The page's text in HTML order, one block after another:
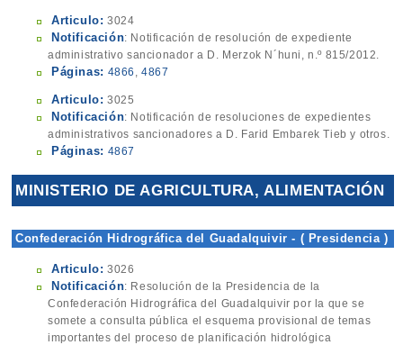
Articulo: 3024
Notificación: Notificación de resolución de expediente
administrativo sancionador a D. Merzok N´huni, n.º 815/2012.
Páginas: 4866 ,4867
Articulo: 3025
Notificación: Notificación de resoluciones de expedientes
administrativos sancionadores a D. Farid Embarek Tieb y otros.
Páginas: 4867
MINISTERIO DE AGRICULTURA, ALIMENTACIÓN
Confederación Hidrográfica del Guadalquivir - ( Presidencia )
Articulo: 3026
Notificación: Resolución de la Presidencia de la
Confederación Hidrográfica del Guadalquivir por la que se
somete a consulta pública el esquema provisional de temas
importantes del proceso de planificación hidrológica